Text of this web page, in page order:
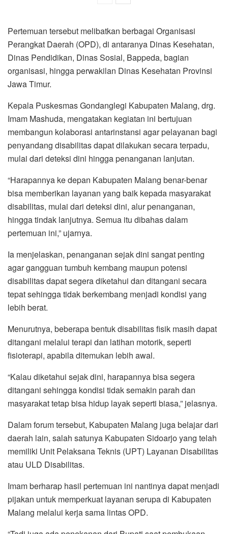
Pertemuan tersebut melibatkan berbagai Organisasi
Perangkat Daerah (OPD), di antaranya Dinas Kesehatan,
Dinas Pendidikan, Dinas Sosial, Bappeda, bagian
organisasi, hingga perwakilan Dinas Kesehatan Provinsi
Jawa Timur.
Kepala Puskesmas Gondanglegi Kabupaten Malang, drg.
Imam Mashuda, mengatakan kegiatan ini bertujuan
membangun kolaborasi antarinstansi agar pelayanan bagi
penyandang disabilitas dapat dilakukan secara terpadu,
mulai dari deteksi dini hingga penanganan lanjutan.
“Harapannya ke depan Kabupaten Malang benar-benar
bisa memberikan layanan yang baik kepada masyarakat
disabilitas, mulai dari deteksi dini, alur penanganan,
hingga tindak lanjutnya. Semua itu dibahas dalam
pertemuan ini,” ujarnya.
Ia menjelaskan, penanganan sejak dini sangat penting
agar gangguan tumbuh kembang maupun potensi
disabilitas dapat segera diketahui dan ditangani secara
tepat sehingga tidak berkembang menjadi kondisi yang
lebih berat.
Menurutnya, beberapa bentuk disabilitas fisik masih dapat
ditangani melalui terapi dan latihan motorik, seperti
fisioterapi, apabila ditemukan lebih awal.
“Kalau diketahui sejak dini, harapannya bisa segera
ditangani sehingga kondisi tidak semakin parah dan
masyarakat tetap bisa hidup layak seperti biasa,” jelasnya.
Dalam forum tersebut, Kabupaten Malang juga belajar dari
daerah lain, salah satunya Kabupaten Sidoarjo yang telah
memiliki Unit Pelaksana Teknis (UPT) Layanan Disabilitas
atau ULD Disabilitas.
Imam berharap hasil pertemuan ini nantinya dapat menjadi
pijakan untuk memperkuat layanan serupa di Kabupaten
Malang melalui kerja sama lintas OPD.